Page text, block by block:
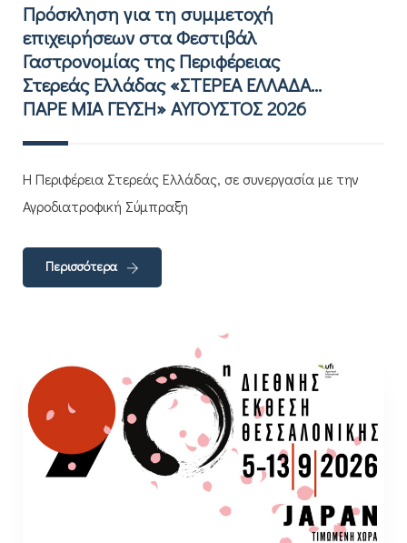
Πρόσκληση για τη συμμετοχή
επιχειρήσεων στα Φεστιβάλ
Γαστρονομίας της Περιφέρειας
Στερεάς Ελλάδας «ΣΤΕΡΕΑ ΕΛΛΑΔΑ…
ΠΑΡΕ ΜΙΑ ΓΕΥΣΗ» ΑΥΓΟΥΣΤΟΣ 2026
Η Περιφέρεια Στερεάς Ελλάδας, σε συνεργασία με την
Αγροδιατροφική Σύμπραξη
Περισσότερα